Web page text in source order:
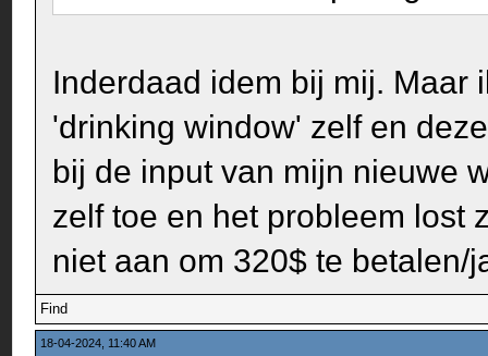
Inderdaad idem bij mij. Maar
'drinking window' zelf en
bij de input van mijn nieuwe
zelf toe en het probleem lost
niet aan om 320$ te betalen/
Find
18-04-2024, 11:40 AM